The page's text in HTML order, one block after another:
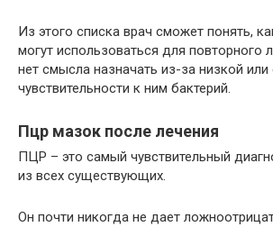
Из этого списка врач сможет понять,
могут использоваться для повторного
нет смысла назначать из-за низкой
чувствительности к ним бактерий.
Пцр мазок после лечения
ПЦР – это самый чувствительный
из всех существующих.
Он почти никогда не дает